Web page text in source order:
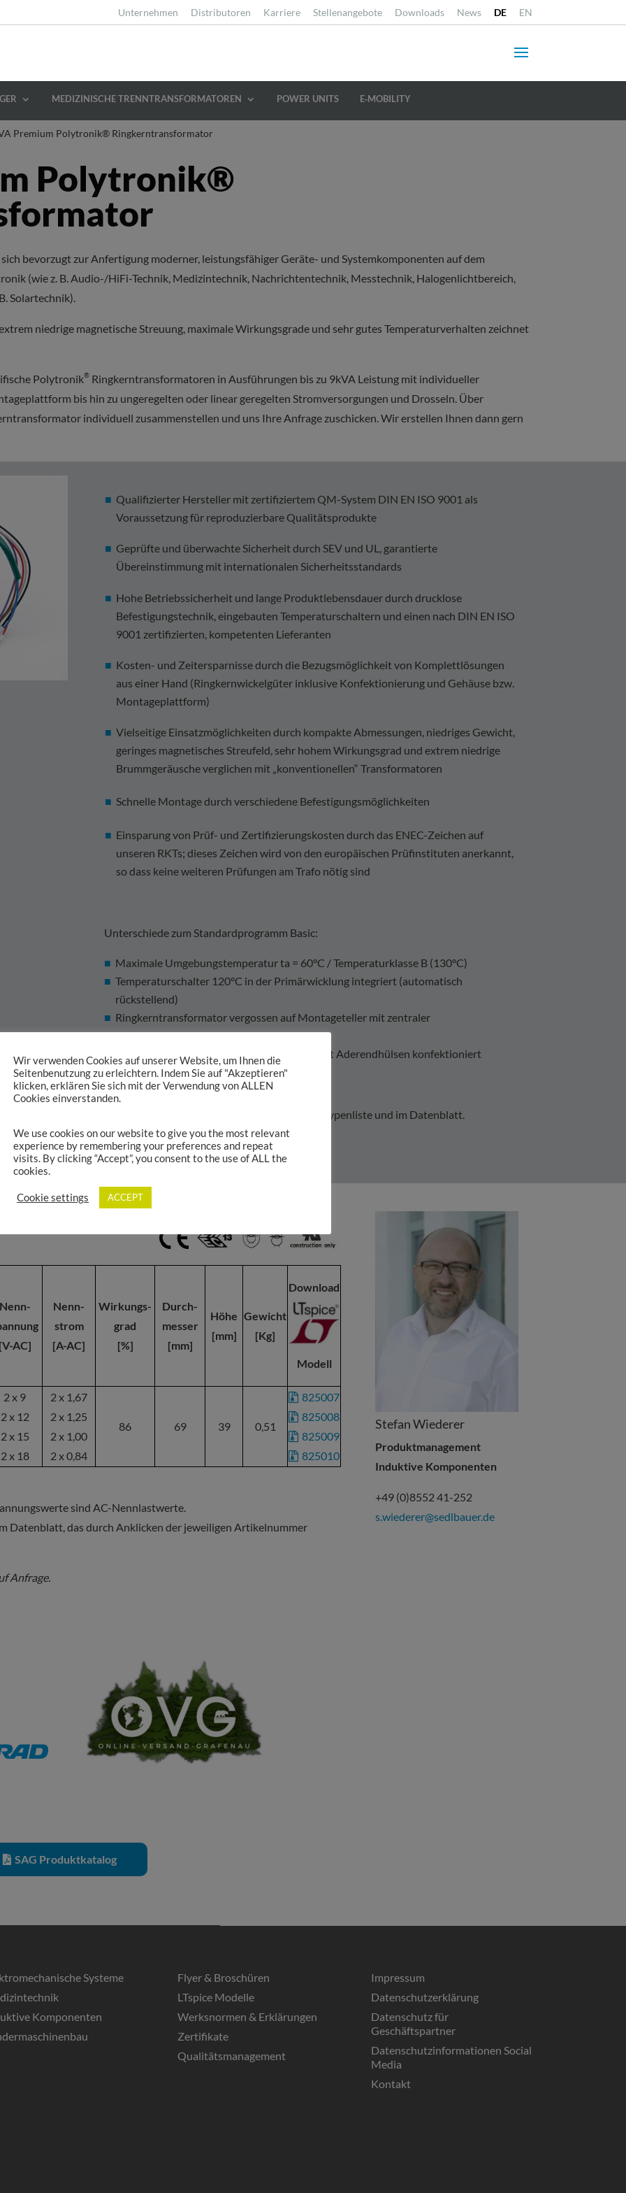
Unternehmen Distributoren Karriere Stellenangebote Downloads News DE EN
MEDIZINISCHE TRENNTRANSFORMATOREN POWER UNITS E‐MOBILITY
Premium Polytronik® Ringkerntransformator
Polytronik®
bevorzugt zur Anfertigung moderner, leistungsfähiger Geräte- und Systemkomponenten auf dem
(wie z. B. Audio-/HiFi-Technik, Medizintechnik, Nachrichtentechnik, Messtechnik, Halogenlichtbereich,
Solartechnik).
niedrige magnetische Streuung, maximale Wirkungsgrade und sehr gutes Temperaturverhalten zeichnet
Polytronik® Ringkerntransformatoren in Ausführungen bis zu 9kVA Leistung mit individueller
bis hin zu ungeregelten oder linear geregelten Stromversorgungen und Drosseln. Über
individuell zusammenstellen und uns Ihre Anfrage zuschicken. Wir erstellen Ihnen dann gern
Qualifizierter Hersteller mit zertifiziertem QM-System DIN EN ISO 9001 als
Voraussetzung für reproduzierbare Qualitätsprodukte
Geprüfte und überwachte Sicherheit durch SEV und UL, garantierte
Übereinstimmung mit internationalen Sicherheitsstandards
Hohe Betriebssicherheit und lange Produktlebensdauer durch drucklose
Befestigungstechnik, eingebauten Temperaturschaltern und einen nach DIN EN ISO
9001 zertifizierten, kompetenten Lieferanten
Kosten- und Zeitersparnisse durch die Bezugsmöglichkeit von Komplettlösungen
aus einer Hand (Ringkernwickelgüter inklusive Konfektionierung und Gehäuse bzw.
Montageplattform)
Vielseitige Einsatzmöglichkeiten durch kompakte Abmessungen, niedriges Gewicht,
geringes magnetisches Streufeld, sehr hohem Wirkungsgrad und extrem niedrige
Brummgeräusche verglichen mit „konventionellen“ Transformatoren
Schnelle Montage durch verschiedene Befestigungsmöglichkeiten
Einsparung von Prüf- und Zertifizierungskosten durch das ENEC-Zeichen auf
unseren RKTs; dieses Zeichen wird von den europäischen Prüfinstituten anerkannt,
so dass keine weiteren Prüfungen am Trafo nötig sind
Unterschiede zum Standardprogramm Basic:
Maximale Umgebungstemperatur ta = 60°C / Temperaturklasse B (130°C)
Temperaturschalter 120°C in der Primärwicklung integriert (automatisch
rückstellend)
Ringkerntransformator vergossen auf Montageteller mit zentraler
Durchgangsbohrung; drucklose Befestigung
Alle Anschlüsse mit Litzen ausgeführt und mit Aderendhülsen konfektioniert
Weitere technische Angaben finden Sie in der Typenliste und im Datenblatt.
Nenn-
[V-AC]
Nenn-
strom
[A-AC]
Wirkungs-
grad
[%]
Durch-
messer
[mm]
Höhe
[mm]
Gewicht
[Kg]
Download
Modell
2 x 9
2 x 12
2 x 15
2 x 18
2 x 1,67
2 x 1,25
2 x 1,00
2 x 0,84
86 69 39 0,51
825007
825008
825009
825010
sind AC-Nennlastwerte.
Datenblatt, das durch Anklicken der jeweiligen Artikelnummer
Anfrage.
SAG Produktkatalog
Stefan Wiederer
Produktmanagement
Induktive Komponenten
+49 (0)8552 41-252
s.wiederer@sedlbauer.de
Systeme
Komponenten
Flyer & Broschüren
LTspice Modelle
Werksnormen & Erklärungen
Zertifikate
Qualitätsmanagement
Impressum
Datenschutzerklärung
Datenschutz für
Geschäftspartner
Datenschutzinformationen Social
Media
Kontakt
Wir verwenden Cookies auf unserer Website, um Ihnen die
Seitenbenutzung zu erleichtern. Indem Sie auf "Akzeptieren"
klicken, erklären Sie sich mit der Verwendung von ALLEN
Cookies einverstanden.
We use cookies on our website to give you the most relevant
experience by remembering your preferences and repeat
visits. By clicking “Accept”, you consent to the use of ALL the
cookies.
Cookie settings ACCEPT